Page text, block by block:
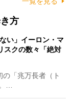
方
い」イーロン・マ
スクの数々「絶対
「兆万長者（ト
…